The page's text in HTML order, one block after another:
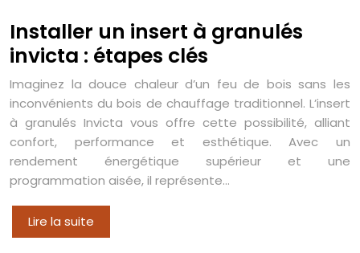
Installer un insert à granulés
invicta : étapes clés
Imaginez la douce chaleur d’un feu de bois sans les
inconvénients du bois de chauffage traditionnel. L’insert
à granulés Invicta vous offre cette possibilité, alliant
confort, performance et esthétique. Avec un
rendement énergétique supérieur et une
programmation aisée, il représente…
Lire la suite